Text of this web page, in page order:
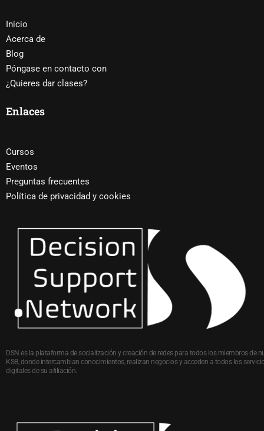
Inicio
Acerca de
Blog
Póngase en contacto con
¿Quieres dar clases?
Enlaces
Cursos
Eventos
Preguntas frecuentes
Política de privacidad y cookies
DSN es la plataforma de socialización y creación de redes para todos los miembros de
KSB, donde intercambian conocimientos, realizan negocios y acceden a todos los
digitales de su afiliación.